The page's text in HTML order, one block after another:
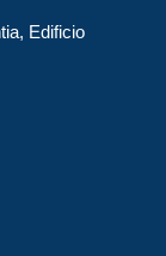
Edificio